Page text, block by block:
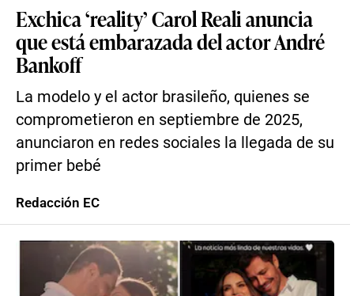
Exchica ‘reality’ Carol Reali anuncia
que está embarazada del actor André
Bankoff
La modelo y el actor brasileño, quienes se
comprometieron en septiembre de 2025,
anunciaron en redes sociales la llegada de su
primer bebé
Redacción EC